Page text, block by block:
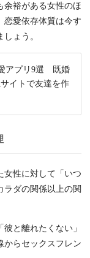
余裕がある女性のほ
恋愛依存体質は今す
ょう。
アプリ9選 既婚
イトで友達を作
女性に対して「いつ
ラダの関係以上の関
と離れたくない」
からセックスフレン